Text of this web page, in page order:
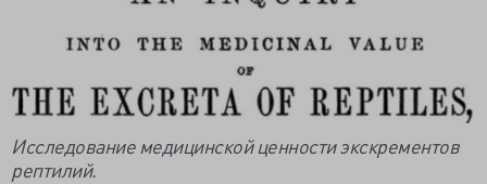
Исследование медицинской ценности экскрементов
рептилий.